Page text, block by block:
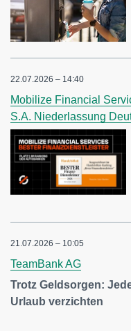
22.07.2026 – 14:40
Mobilize Financial
S.A. Niederlassung
21.07.2026 – 10:05
TeamBank AG
Trotz Geldsorgen:
Urlaub verzichten